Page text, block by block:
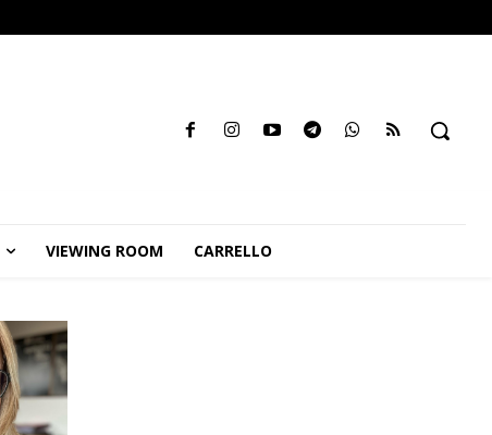
VIEWING ROOM CARRELLO